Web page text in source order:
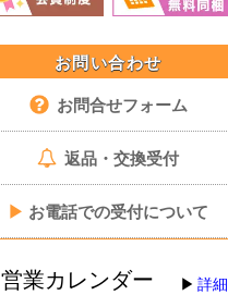
お問い合わせ
お問合せフォーム
返品・交換受付
▶ お電話での受付について
営業カレンダー 詳細